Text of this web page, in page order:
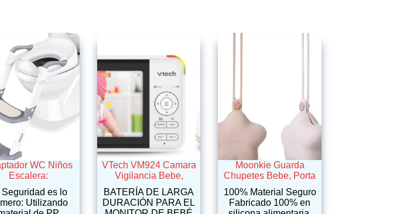
WC Niños
Escalera:
Seguridad es lo
Utilizando
VTech VM924 Camara
Vigilancia Bebe,
BATERÍA DE LARGA
DURACIÓN PARA EL
Moonkie Guarda
Chupetes Bebe, Porta
100% Material Seguro
Fabricado 100% en